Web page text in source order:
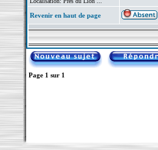
Revenir en haut de page
Page 1 sur 1